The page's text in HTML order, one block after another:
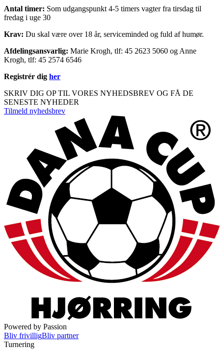
Antal timer: Som udgangspunkt 4-5 timers vagter fra tirsdag til
fredag i uge 30
Krav: Du skal være over 18 år, serviceminded og fuld af humør.
Afdelingsansvarlig: Marie Krogh, tlf: 45 2623 5060 og Anne
Krogh, tlf: 45 2574 6546
Registrér dig her
SKRIV DIG OP TIL VORES NYHEDSBREV OG FÅ DE
SENESTE NYHEDER
Tilmeld nyhedsbrev
Powered by Passion
Bliv frivilligBliv partner
Turnering